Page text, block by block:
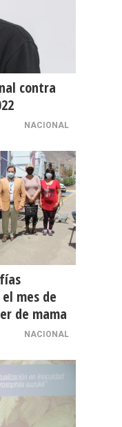
contra
NACIONAL
mes de
de mama
NACIONAL